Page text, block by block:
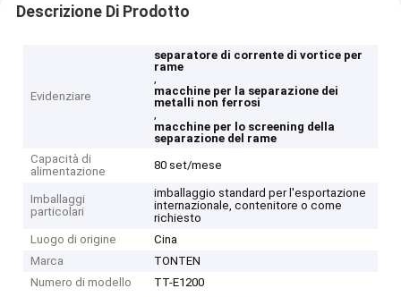
Descrizione Di Prodotto
Evidenziare
separatore di corrente di vortice per
rame
,
macchine per la separazione dei
metalli non ferrosi
,
macchine per lo screening della
separazione del rame
Capacità di
alimentazione
80 set/mese
Imballaggi
particolari
imballaggio standard per l'esportazione
internazionale, contenitore o come
richiesto
Luogo di origine
Cina
Marca
TONTEN
Numero di modello
TT-E1200